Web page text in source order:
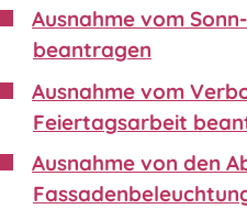
Ausnahme vom
beantragen
Ausnahme vom
Feiertagsarbeit
Ausnahme von den